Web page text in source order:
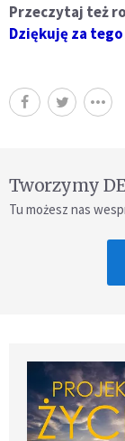
Przeczytaj też
Dziękuję za
Tworzymy
Tu możesz nas